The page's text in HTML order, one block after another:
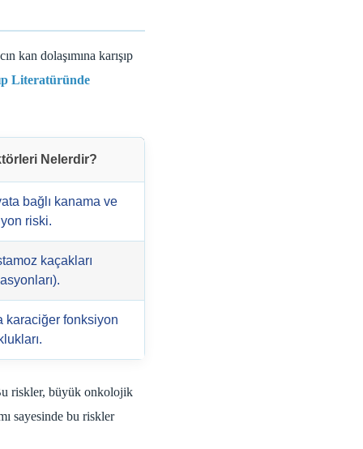
kan dolaşımına karışıp
Literatüründe
Nelerdir?
bağlı kanama ve
riski.
kaçakları
karaciğer fonksiyon
riskler, büyük onkolojik
sayesinde bu riskler